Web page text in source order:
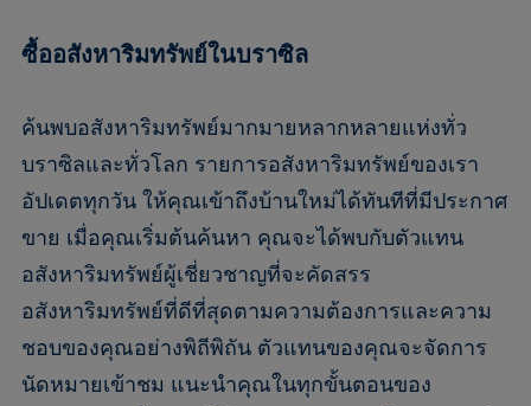
ซื้ออสังหาริมทรัพย์ในบราซิล
ค้นพบอสังหาริมทรัพย์มากมายหลากหลายแห่งทั่ว
บราซิลและทั่วโลก รายการอสังหาริมทรัพย์ของเรา
อัปเดตทุกวัน ให้คุณเข้าถึงบ้านใหม่ได้ทันทีที่มีประกาศ
ขาย เมื่อคุณเริ่มต้นค้นหา คุณจะได้พบกับตัวแทน
อสังหาริมทรัพย์ผู้เชี่ยวชาญที่จะคัดสรร
อสังหาริมทรัพย์ที่ดีที่สุดตามความต้องการและความ
ชอบของคุณอย่างพิถีพิถัน ตัวแทนของคุณจะจัดการ
นัดหมายเข้าชม แนะนำคุณในทุกขั้นตอนของ